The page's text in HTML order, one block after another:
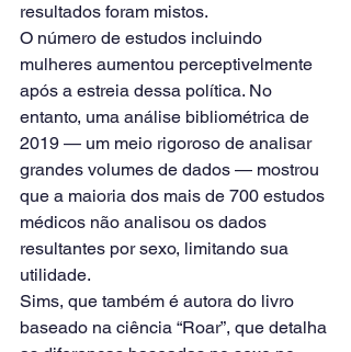
resultados foram mistos.
O número de estudos incluindo
mulheres aumentou perceptivelmente
após a estreia dessa política. No
entanto, uma análise bibliométrica de
2019 — um meio rigoroso de analisar
grandes volumes de dados — mostrou
que a maioria dos mais de 700 estudos
médicos não analisou os dados
resultantes por sexo, limitando sua
utilidade.
Sims, que também é autora do livro
baseado na ciência “Roar”, que detalha